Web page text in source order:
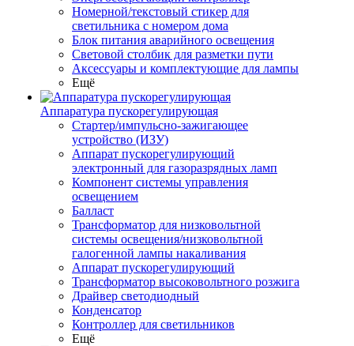
Номерной/текстовый стикер для
светильника с номером дома
Блок питания аварийного освещения
Световой столбик для разметки пути
Аксессуары и комплектующие для лампы
Ещё
Аппаратура пускорегулирующая
Стартер/импульсно-зажигающее
устройство (ИЗУ)
Аппарат пускорегулирующий
электронный для газоразрядных ламп
Компонент системы управления
освещением
Балласт
Трансформатор для низковольтной
системы освещения/низковольтной
галогенной лампы накаливания
Аппарат пускорегулирующий
Трансформатор высоковольтного розжига
Драйвер светодиодный
Конденсатор
Контроллер для светильников
Ещё